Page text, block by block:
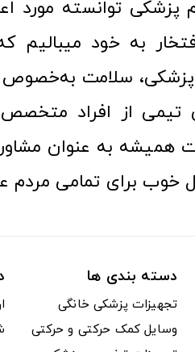
به خود میبالیم
سلامت
تیمی از افراد
همیشه به عنوان
خوب برای تمامی مردم
دسته بندی ها
تجهیزات پزشکی خانگی
وسایل کمک حرکتی و حرکتی